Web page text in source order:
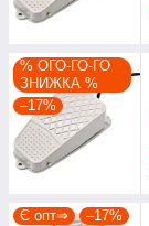
% ОГО-ГО-ГО
ЗНИЖКА %
–17%
Є опт⇒ –17%